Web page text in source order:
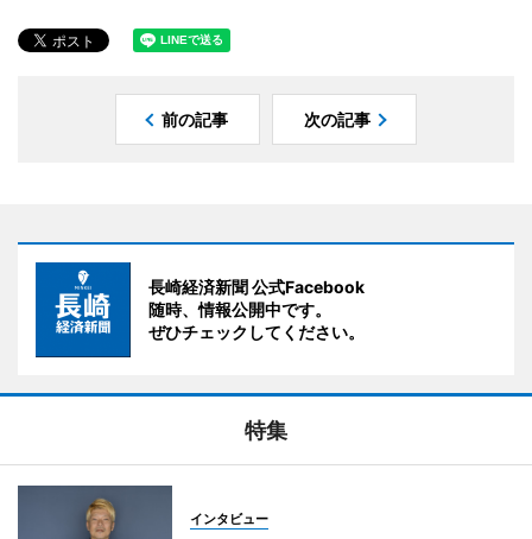
前の記事 次の記事
長崎経済新聞 公式Facebook
随時、情報公開中です。
ぜひチェックしてください。
特集
インタビュー